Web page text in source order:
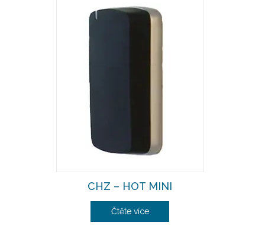
CHZ – HOT MINI
Čtěte více